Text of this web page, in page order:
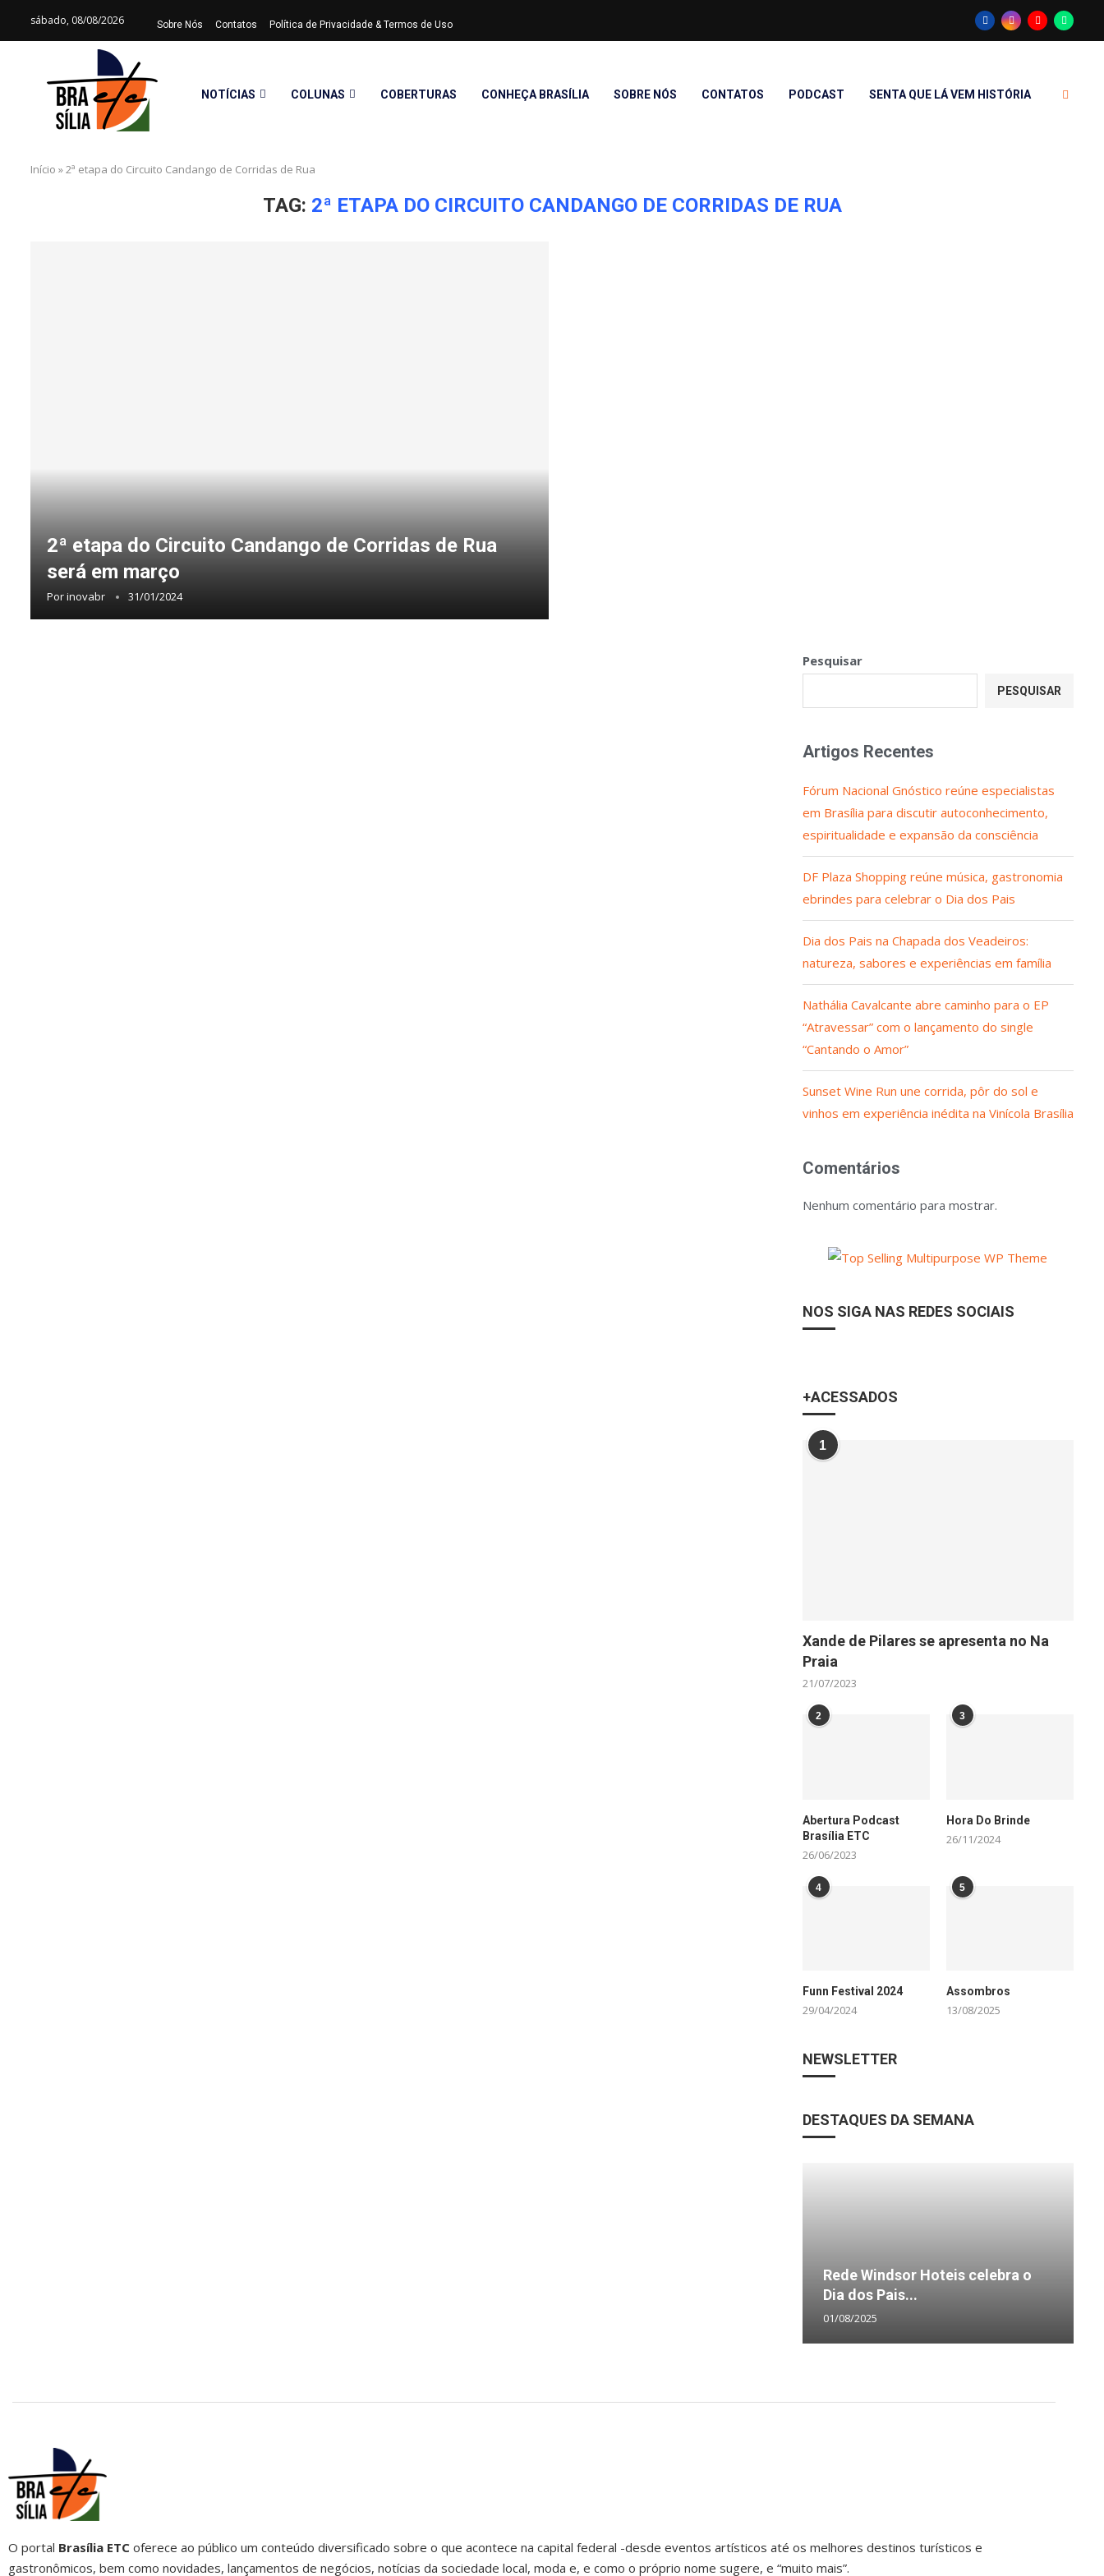
sábado, 08/08/2026 Sobre Nós Contatos Política de Privacidade & Termos de Uso
NOTÍCIAS COLUNAS COBERTURAS CONHEÇA BRASÍLIA SOBRE NÓS CONTATOS PODCAST SENTA QUE LÁ VEM HISTÓRIA
Início »2ª etapa do Circuito Candango de Corridas de Rua
TAG: 2ª ETAPA DO CIRCUITO CANDANGO DE CORRIDAS DE RUA
2ª etapa do Circuito Candango de Corridas de Rua
será em março
Porinovabr 31/01/2024
Pesquisar
PESQUISAR
Artigos Recentes
Fórum Nacional Gnóstico reúne especialistas
em Brasília para discutir autoconhecimento,
espiritualidade e expansão da consciência
DF Plaza Shopping reúne música, gastronomia
ebrindes para celebrar o Dia dos Pais
Dia dos Pais na Chapada dos Veadeiros:
natureza, sabores e experiências em família
Nathália Cavalcante abre caminho para o EP
“Atravessar” com o lançamento do single
“Cantando o Amor”
Sunset Wine Run une corrida, pôr do sol e
vinhos em experiência inédita na Vinícola Brasília
Comentários
Nenhum comentário para mostrar.
NOS SIGA NAS REDES SOCIAIS
+ACESSADOS
1
Xande de Pilares se apresenta no Na
Praia
21/07/2023
2
Abertura Podcast
Brasília ETC
26/06/2023
3
Hora Do Brinde
26/11/2024
4
Funn Festival 2024
29/04/2024
5
Assombros
13/08/2025
NEWSLETTER
DESTAQUES DA SEMANA
Rede Windsor Hoteis celebra o
Dia dos Pais...
01/08/2025
O portal Brasília ETC oferece ao público um conteúdo diversificado sobre o que acontece na capital federal -desde eventos artísticos até os melhores destinos turísticos e
gastronômicos, bem como novidades, lançamentos de negócios, notícias da sociedade local, moda e, e como o próprio nome sugere, e “muito mais”.